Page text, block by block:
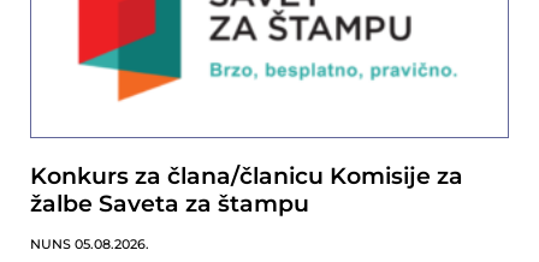
Konkurs za člana/članicu Komisije za
žalbe Saveta za štampu
NUNS 05.08.2026.